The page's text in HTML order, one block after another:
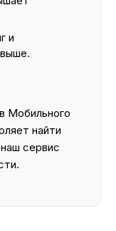
и
Мобильного
найти
сервис